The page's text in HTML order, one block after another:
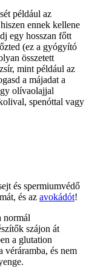
például az
ennek kellene
egy hosszan főtt
(ez a gyógyító
összetett
mint például az
a májadat a
olívaolajjal
spenóttal vagy
és spermiumvédő
és az avokádót!
normál
szájon át
a glutation
és nem